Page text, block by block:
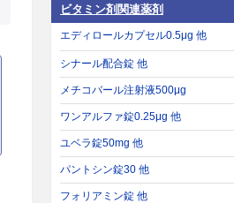
ビタミン剤関連薬剤
エディロールカプセル0.5μg 他
シナール配合錠 他
メチコバール注射液500μg
ワンアルファ錠0.25μg 他
ユベラ錠50mg 他
パントシン錠30 他
フォリアミン錠 他